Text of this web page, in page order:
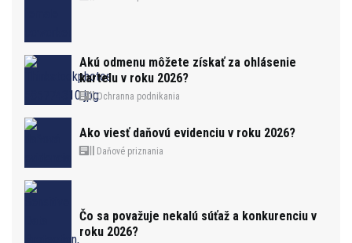
Akú odmenu môžete získať za ohlásenie
kartelu v roku 2026?
Ochranna podnikania
Ako viesť daňovú evidenciu v roku 2026?
Daňové priznania
Čo sa považuje nekalú súťaž a konkurenciu v
roku 2026?